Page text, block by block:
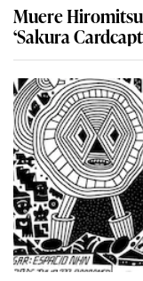
Muere
‘Sakura